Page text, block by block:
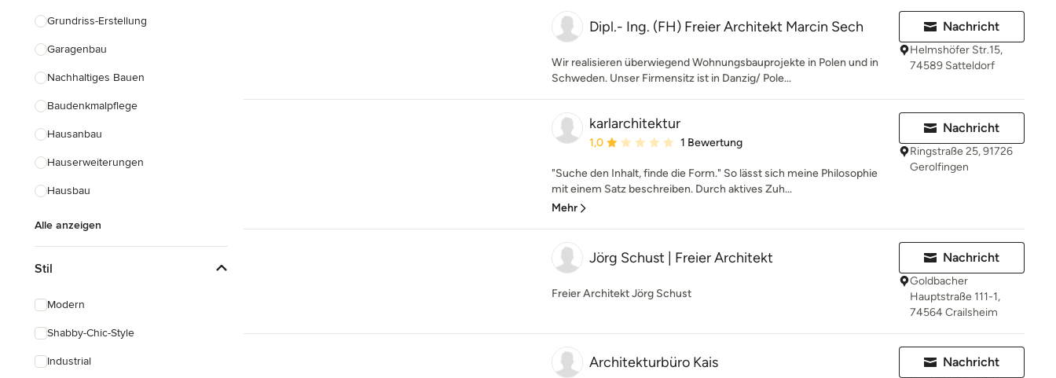
Grundriss-Erstellung
Garagenbau
Nachhaltiges Bauen
Baudenkmalpflege
Hausanbau
Hauserweiterungen
Hausbau
Alle anzeigen
Stil
Modern
Shabby-Chic-Style
Industrial
Dipl.- Ing. (FH) Freier Architekt Marcin Sech
Wir realisieren überwiegend Wohnungsbauprojekte in Polen und in
Schweden. Unser Firmensitz ist in Danzig/ Pole...
Nachricht
Helmshöfer Str.15,
74589 Satteldorf
karlarchitektur
Durchschnittliche Bewertung: 1 von 5 Sternen
1,0 1 Bewertung
"Suche den Inhalt, finde die Form." So lässt sich meine Philosophie
mit einem Satz beschreiben. Durch aktives Zuh...
Mehr
Nachricht
Ringstraße 25, 91726
Gerolfingen
Jörg Schust | Freier Architekt
Freier Architekt Jörg Schust
Nachricht
Goldbacher
Hauptstraße 111-1,
74564 Crailsheim
Architekturbüro Kais Nachricht